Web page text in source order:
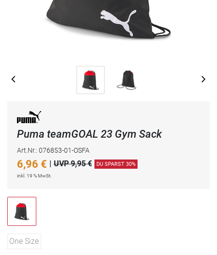
Puma teamGOAL 23 Gym Sack
Art.Nr.: 076853-01-OSFA
6,96 € UVP 9,95 € DU SPARST 30%
inkl. 19 % MwSt.
One Size